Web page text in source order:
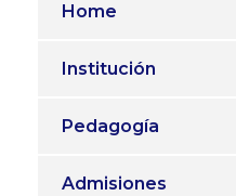
Home
Institución
Pedagogía
Admisiones